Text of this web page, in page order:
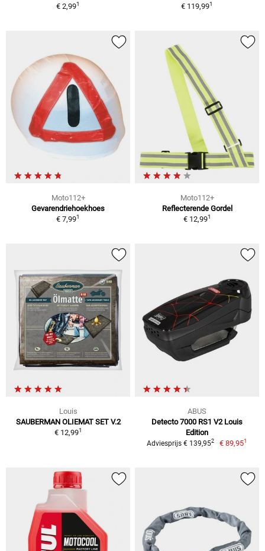
€ 2,991 € 119,991
Moto112+
Gevarendriehoekhoes
€ 7,991
Moto112+
Reflecterende Gordel
€ 12,991
Louis
SAUBERMAN OLIEMAT SET V.2
€ 12,991
ABUS
Detecto 7000 RS1 V2 Louis
Edition
Adviesprijs € 139,952 € 89,951